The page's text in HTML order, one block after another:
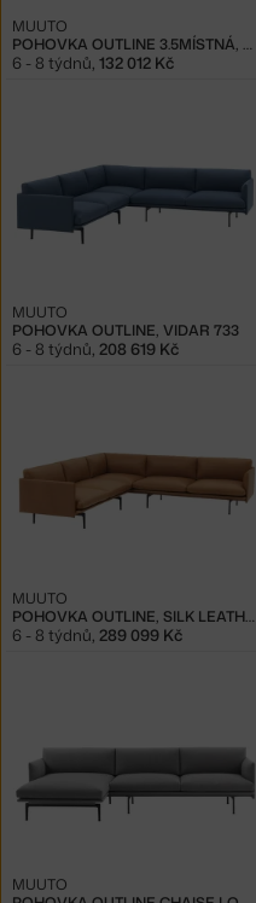
POHOVKA OUTLINE 3.5MÍSTNÁ, VIDAR 554
MUUTO
6 - 8 týdnů, 132 012 Kč
POHOVKA OUTLINE, VIDAR 733
MUUTO
6 - 8 týdnů, 208 619 Kč
POHOVKA OUTLINE, SILK LEATHER COGNAC
MUUTO
6 - 8 týdnů, 289 099 Kč
MUUTO